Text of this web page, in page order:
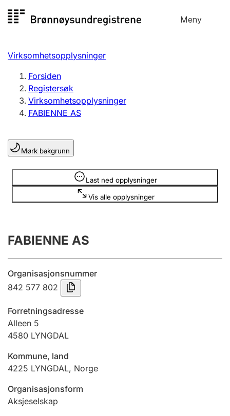
til
Meny
Registersøk
Aksjeselskap
Enkeltpersonforetak
Registrere, endre, slette
Lag og forening
Registrere, endre, slette
Innsending og forsinkelsesgebyr
Jeger
Ektepaktveileder
Virksomhetsopplysninger
Forsiden
Registersøk
Virksomhetsopplysninger
FABIENNE AS
Mørk bakgrunn
Last ned opplysninger
Vis alle opplysninger
Opplysninger er skjult
FABIENNE AS
Organisasjonsnummer
842 577 802
Forretningsadresse
Alleen 5
4580 LYNGDAL
Kommune, land
4225 LYNGDAL, Norge
Organisasjonsform
Aksjeselskap